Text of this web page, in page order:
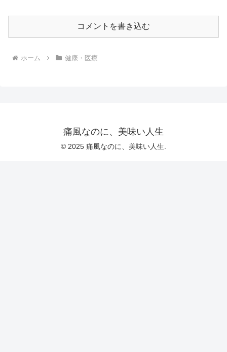
コメントを書き込む
ホーム 健康・医療
痛風なのに、美味い人生
© 2025 痛風なのに、美味い人生.